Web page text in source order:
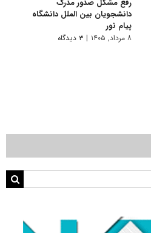
رفع مشکل صدور مدرک
دانشجویان بین الملل دانشگاه
پیام نور
۸ مرداد, ۱۴۰۵ | ۳ دیدگاه